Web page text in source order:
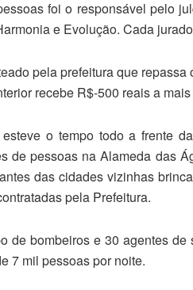
foi o responsável pelo
e Evolução. Cada
pela prefeitura que
recebe R$-500 reais a
o tempo todo a frente
de pessoas na Alameda das
das cidades vizinhas
pela Prefeitura.
de bombeiros e 30 agentes
7 mil pessoas por noite.